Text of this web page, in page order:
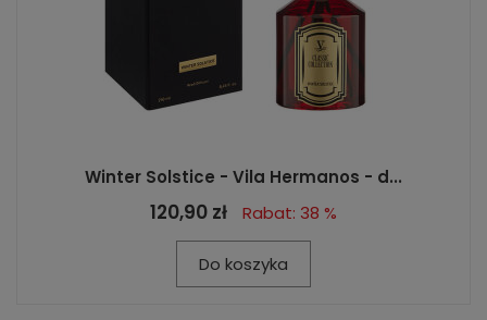
Winter Solstice - Vila Hermanos - d...
120,90 zł Rabat: 38 %
Do koszyka